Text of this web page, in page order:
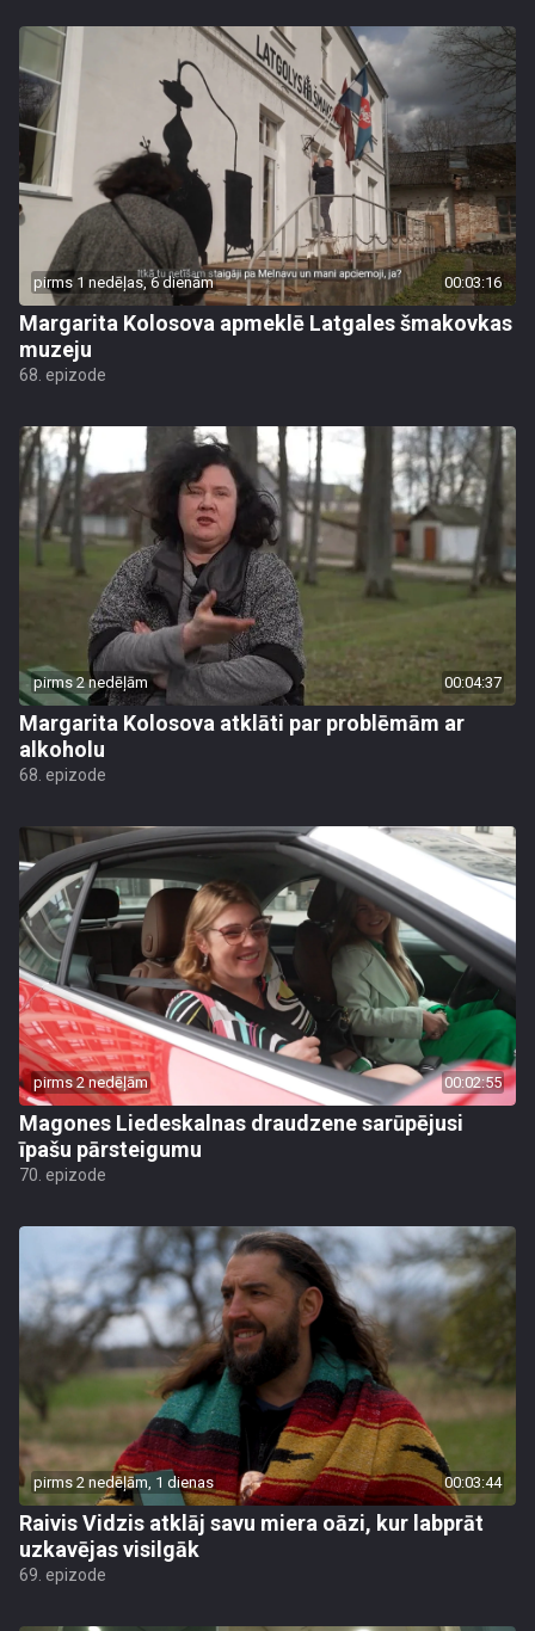
pirms 1 nedēļas, 6 dienām 00:03:16
Margarita Kolosova apmeklē Latgales šmakovkas
muzeju
68. epizode
pirms 2 nedēļām 00:04:37
Margarita Kolosova atklāti par problēmām ar
alkoholu
68. epizode
pirms 2 nedēļām 00:02:55
Magones Liedeskalnas draudzene sarūpējusi
īpašu pārsteigumu
70. epizode
pirms 2 nedēļām, 1 dienas 00:03:44
Raivis Vidzis atklāj savu miera oāzi, kur labprāt
uzkavējas visilgāk
69. epizode